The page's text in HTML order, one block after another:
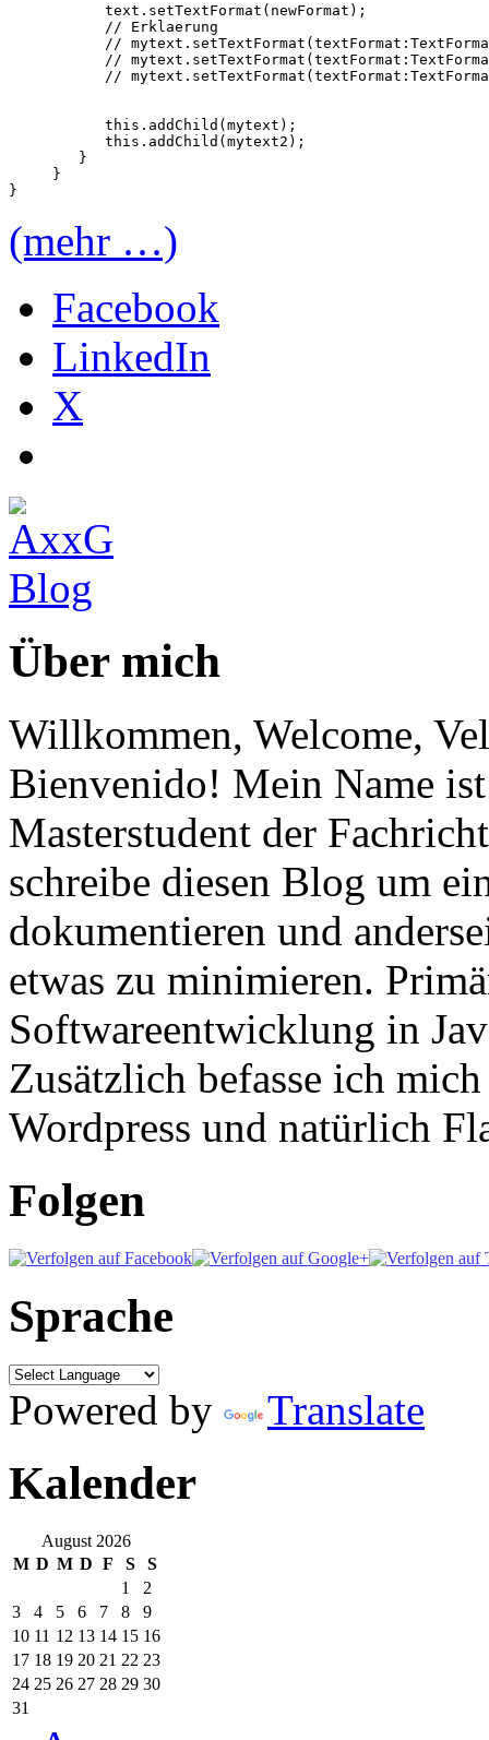
           text.setTextFormat(newFormat);
           // Erklaerung
// mytext.setTextFormat(textFormat:TextFormat)	Wendet die Eigenschaften von textFormat auf den gesamten Text im
// mytext.setTextFormat(textFormat:TextFormat, beginIndex:int)	Wendet die Eigenschaften von textFormat auf den Text
// mytext.setTextFormat(textFormat:TextFormat, beginIndex:int, endIndex:int)	Wendet die Eigenschaften von
           this.addChild(mytext);
           this.addChild(mytext2);
        }
     }
(mehr …)
Facebook
LinkedIn
X
Über mich
Willkommen, Welcome,
Bienvenido! Mein Name
Masterstudent der
schreibe diesen Blog um
dokumentieren und
etwas zu minimieren.
Softwareentwicklung in
Zusätzlich befasse ich
Wordpress und natürlich
Folgen
Sprache
Powered by Translate
Kalender
August 2026
M D M D F S
S
1
2
3
4 5 6 7 8
9
10 11 12 13 14 15 16
17 18 19 20 21 22 23
24 25 26 27 28 29 30
31